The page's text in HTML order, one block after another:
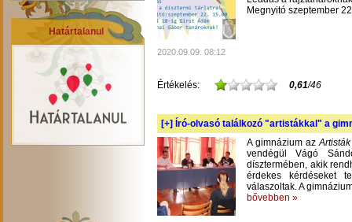
Határtalanul
Megnyitó szeptember
2020.09.09. 08:12
Értékelés: 0,61/46
[+] Író-olvasó találkozó "artistákkal" a
A gimnázium az
vendégül Vágó
dísztermében, akik
érdekes kérdéseket
válaszoltak. A
bővebben »